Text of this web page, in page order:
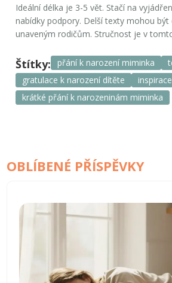
Ideální délka je 3-5 vět. Stačí na
nabídky podpory. Delší texty mohou být
unaveným rodičům. Stručnost je v
Štítky: přání k narození miminka
gratulace k narození dítěte
krátké přání k narozeninám miminka
OBLÍBENÉ PŘÍSPĚVKY